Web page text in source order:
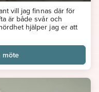
vill jag finnas där för
är både svår och
hjälper jag er att
känner dig trygg och
Jag är med er från
till att varje detalj blir så
med människor i olika
möte